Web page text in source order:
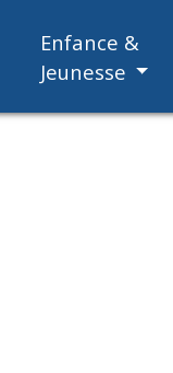
Enfance &
Jeunesse